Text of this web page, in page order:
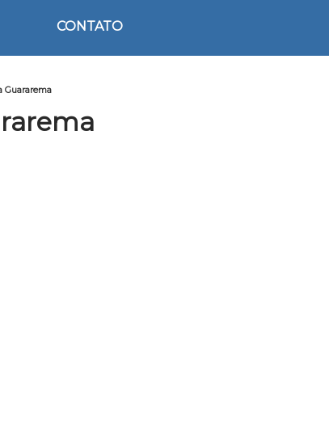
CONTATO
Guararema